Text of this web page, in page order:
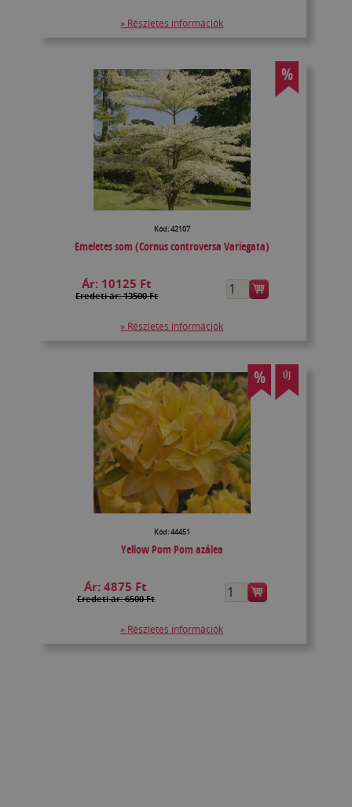
» Részletes információk
%
Kód: 42107
Emeletes som (Cornus controversa Variegata)
Ár: 10125 Ft
Eredeti ár: 13500 Ft
» Részletes információk
% ÚJ
Kód: 44451
Yellow Pom Pom azálea
Ár:4875 Ft
Eredeti ár: 6500 Ft
» Részletes információk